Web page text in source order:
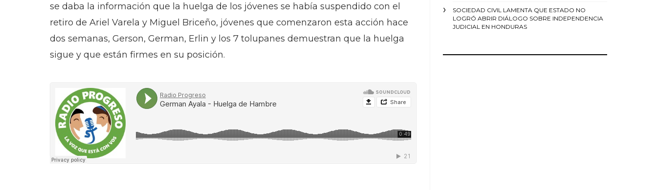
se daba la información que la huelga de los jóvenes se había suspendido con el
retiro de Ariel Varela y Miguel Briceño, jóvenes que comenzaron esta acción hace
dos semanas, Gerson, German, Erlin y los 7 tolupanes demuestran que la huelga
sigue y que están firmes en su posición.
SOCIEDAD CIVIL LAMENTA QUE ESTADO NO
LOGRÓ ABRIR DIÁLOGO SOBRE INDEPENDENCIA
JUDICIAL EN HONDURAS